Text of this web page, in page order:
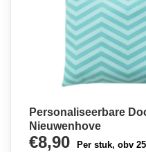
Personaliseerbare
Nieuwenhove
€8,90 Per stuk, obv